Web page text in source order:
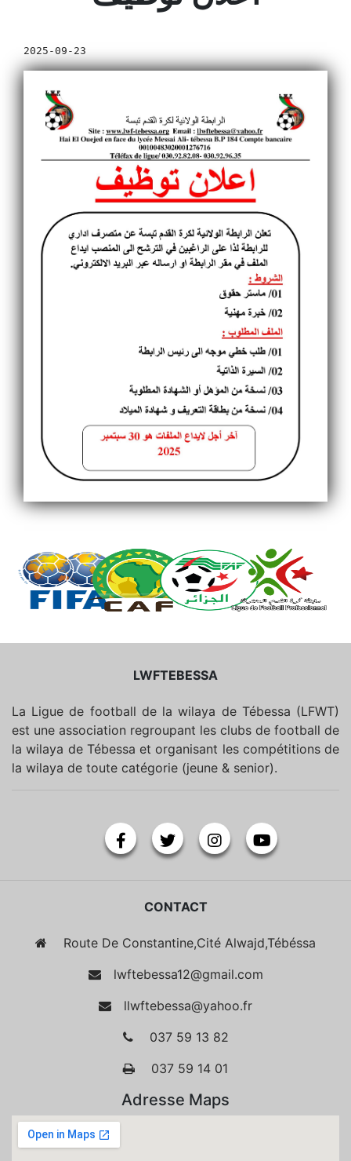
2025-09-23
LWFTEBESSA
La Ligue de football de la wilaya de Tébessa (LFWT)
est une association regroupant les clubs de football de
la wilaya de Tébessa et organisant les compétitions de
la wilaya de toute catégorie (jeune & senior).
CONTACT
Route De Constantine,Cité Alwajd,Tébéssa
lwftebessa12@gmail.com
llwftebessa@yahoo.fr
037 59 13 82
037 59 14 01
Adresse Maps